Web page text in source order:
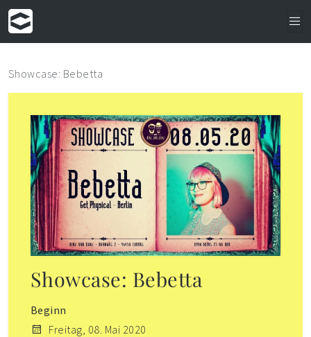
Showcase: Bebetta
Showcase: Bebetta
Beginn
Freitag, 08. Mai 2020